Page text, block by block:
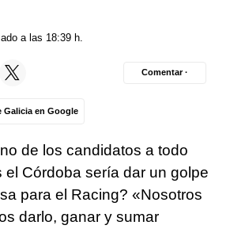
a las 18:39 h.
Galicia en Google
Comentar ·
de los candidatos a todo
el Córdoba sería dar un golpe
para el Racing? «Nosotros
darlo, ganar y sumar